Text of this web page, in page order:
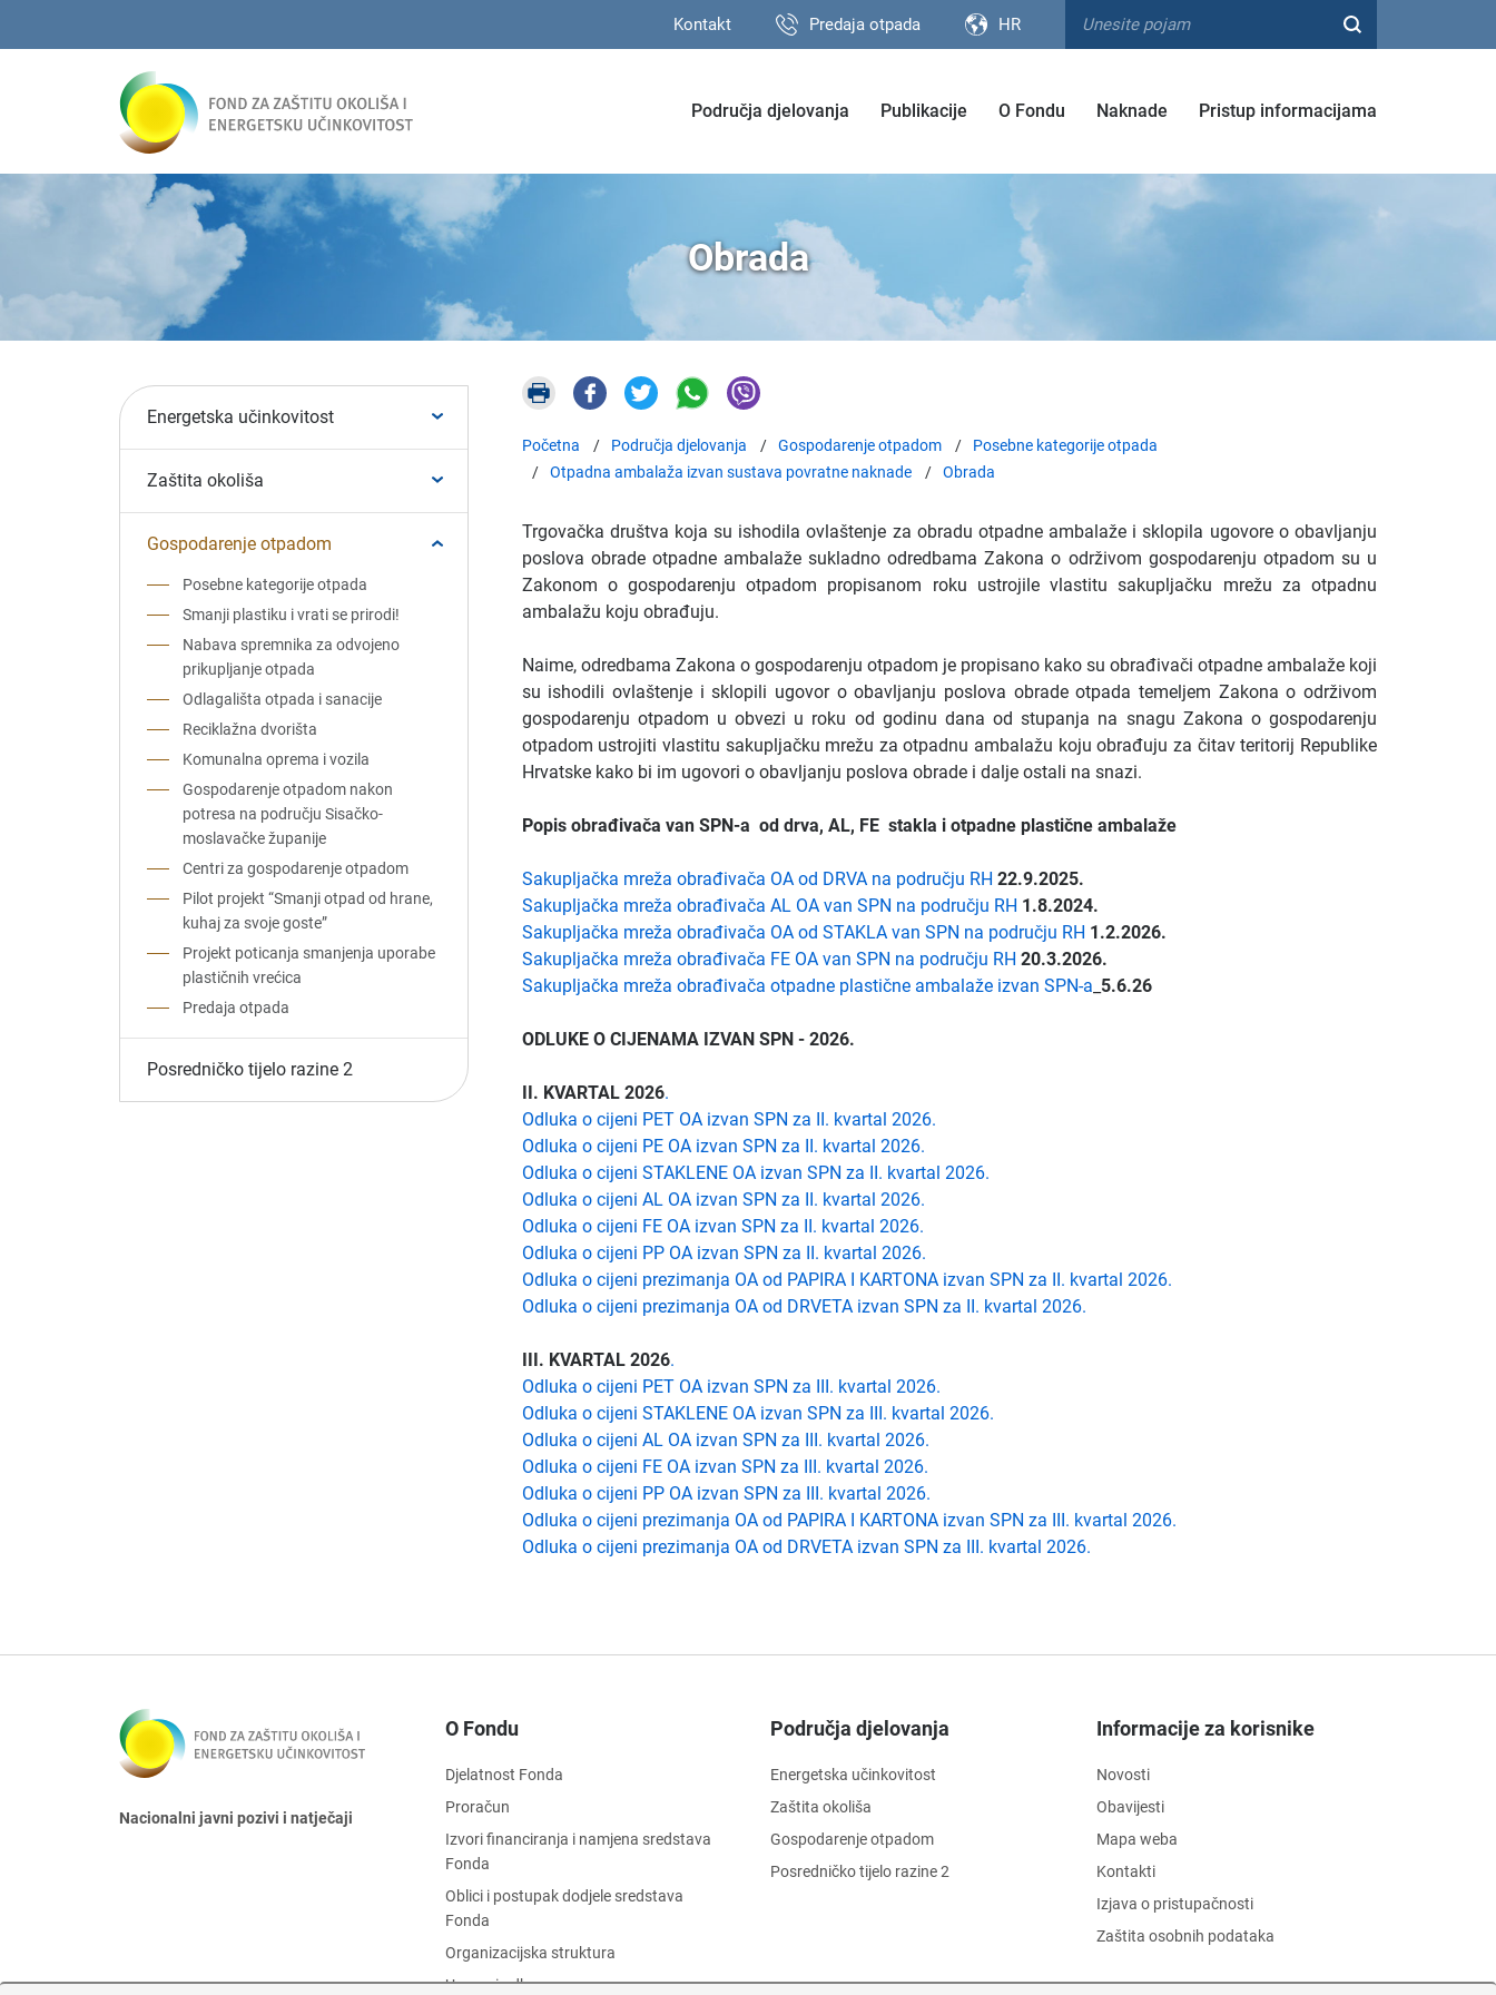
Kontakt Predaja otpada HR
Područja djelovanja Publikacije O Fondu Naknade Pristup informacijama
Obrada
Energetska učinkovitost
Zaštita okoliša
Gospodarenje otpadom
Posebne kategorije otpada
Smanji plastiku i vrati se prirodi!
Nabava spremnika za odvojeno
prikupljanje otpada
Odlagališta otpada i sanacije
Reciklažna dvorišta
Komunalna oprema i vozila
Gospodarenje otpadom nakon
potresa na području Sisačko-
moslavačke županije
Centri za gospodarenje otpadom
Pilot projekt “Smanji otpad od hrane,
kuhaj za svoje goste”
Projekt poticanja smanjenja uporabe
plastičnih vrećica
Predaja otpada
Posredničko tijelo razine 2
Početna Područja djelovanja Gospodarenje otpadom
Posebne kategorije otpada
Otpadna ambalaža izvan sustava povratne naknade
Obrada
Trgovačka društva koja su ishodila ovlaštenje za obradu otpadne ambalaže i sklopila ugovore o obavljanju
poslova obrade otpadne ambalaže sukladno odredbama Zakona o održivom gospodarenju otpadom su u
Zakonom o gospodarenju otpadom propisanom roku ustrojile vlastitu sakupljačku mrežu za otpadnu
ambalažu koju obrađuju.
Naime, odredbama Zakona o gospodarenju otpadom je propisano kako su obrađivači otpadne ambalaže koji
su ishodili ovlaštenje i sklopili ugovor o obavljanju poslova obrade otpada temeljem Zakona o održivom
gospodarenju otpadom u obvezi u roku od godinu dana od stupanja na snagu Zakona o gospodarenju
otpadom ustrojiti vlastitu sakupljačku mrežu za otpadnu ambalažu koju obrađuju za čitav teritorij Republike
Hrvatske kako bi im ugovori o obavljanju poslova obrade i dalje ostali na snazi.
Popis obrađivača van SPN-a od drva, AL, FE stakla i otpadne plastične ambalaže
Sakupljačka mreža obrađivača OA od DRVA na području RH 22.9.2025.
Sakupljačka mreža obrađivača AL OA van SPN na području RH 1.8.2024.
Sakupljačka mreža obrađivača OA od STAKLA van SPN na području RH 1.2.2026.
​Sakupljačka mreža obrađivača FE OA van SPN na području RH 20.3.2026.
Sakupljačka mreža obrađivača otpadne plastične ambalaže izvan SPN-a 5.6.26
ODLUKE O CIJENAMA IZVAN SPN - 2026.
II. KVARTAL 2026.
Odluka o cijeni PET OA izvan SPN za II. kvartal 2026.
Odluka o cijeni PE OA izvan SPN za II. kvartal 2026.
Odluka o cijeni STAKLENE OA izvan SPN za II. kvartal 2026.
Odluka o cijeni AL OA izvan SPN za II. kvartal 2026.
Odluka o cijeni FE OA izvan SPN za II. kvartal 2026.
Odluka o cijeni PP OA izvan SPN za II. kvartal 2026.
Odluka o cijeni prezimanja OA od PAPIRA I KARTONA izvan SPN za II. kvartal 2026.
Odluka o cijeni prezimanja OA od DRVETA izvan SPN za II. kvartal 2026.
III. KVARTAL 2026.
Odluka o cijeni PET OA izvan SPN za III. kvartal 2026.
Odluka o cijeni STAKLENE OA izvan SPN za III. kvartal 2026.
Odluka o cijeni AL OA izvan SPN za III. kvartal 2026.
Odluka o cijeni FE OA izvan SPN za III. kvartal 2026.
Odluka o cijeni PP OA izvan SPN za III. kvartal 2026.
Odluka o cijeni prezimanja OA od PAPIRA I KARTONA izvan SPN za III. kvartal 2026.
Odluka o cijeni prezimanja OA od DRVETA izvan SPN za III. kvartal 2026.
Nacionalni javni pozivi i natječaji
O Fondu
Djelatnost Fonda
Proračun
Izvori financiranja i namjena sredstava
Fonda
Oblici i postupak dodjele sredstava
Fonda
Organizacijska struktura
Upravni odbor
Područja djelovanja
Energetska učinkovitost
Zaštita okoliša
Gospodarenje otpadom
Posredničko tijelo razine 2
Informacije za korisnike
Novosti
Obavijesti
Mapa weba
Kontakti
Izjava o pristupačnosti
Zaštita osobnih podataka